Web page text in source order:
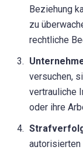
Beziehung
zu
rechtliche
versuchen,
vertrauliche
oder ihre
autorisierten